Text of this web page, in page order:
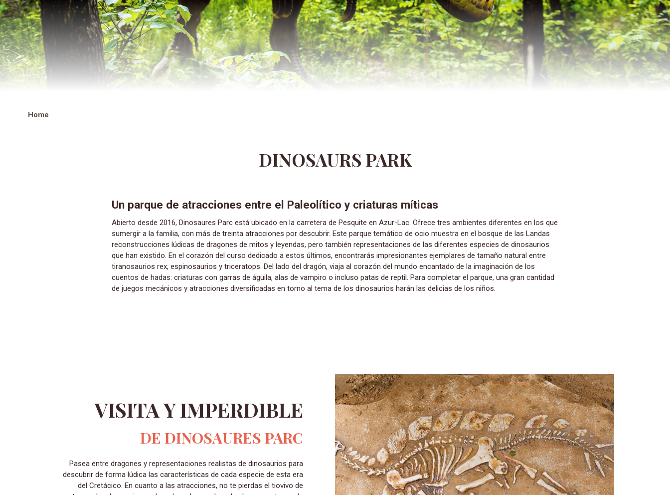
Home
DINOSAURS PARK
Un parque de atracciones entre el Paleolítico y criaturas míticas
Abierto desde 2016, Dinosaures Parc está ubicado en la carretera de Pesquite en Azur-Lac. Ofrece tres ambientes diferentes en los que
sumergir a la familia, con más de treinta atracciones por descubrir. Este parque temático de ocio muestra en el bosque de las Landas
reconstrucciones lúdicas de dragones de mitos y leyendas, pero también representaciones de las diferentes especies de dinosaurios
que han existido. En el corazón del curso dedicado a estos últimos, encontrarás impresionantes ejemplares de tamaño natural entre
tiranosaurios rex, espinosaurios y triceratops. Del lado del dragón, viaja al corazón del mundo encantado de la imaginación de los
cuentos de hadas: criaturas con garras de águila, alas de vampiro o incluso patas de reptil. Para completar el parque, una gran cantidad
de juegos mecánicos y atracciones diversificadas en torno al tema de los dinosaurios harán las delicias de los niños.
VISITA Y IMPERDIBLE
DE DINOSAURES PARC
Pasea entre dragones y representaciones realistas de dinosaurios para
descubrir de forma lúdica las características de cada especie de esta era
del Cretácico. En cuanto a las atracciones, no te pierdas el tiovivo de